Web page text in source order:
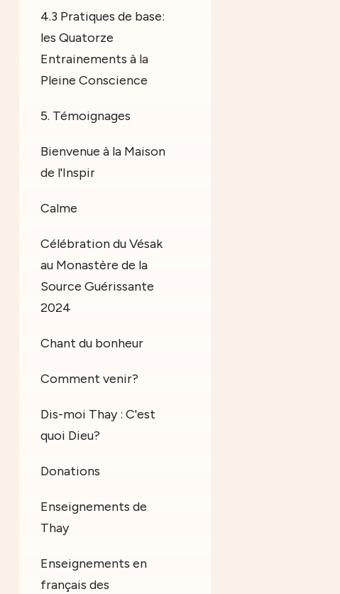
4.3 Pratiques de base:
les Quatorze
Entrainements à la
Pleine Conscience
5. Témoignages
Bienvenue à la Maison
de l'Inspir
Calme
Célébration du Vésak
au Monastère de la
Source Guérissante
2024
Chant du bonheur
Comment venir?
Dis-moi Thay : C'est
quoi Dieu?
Donations
Enseignements de
Thay
Enseignements en
français des